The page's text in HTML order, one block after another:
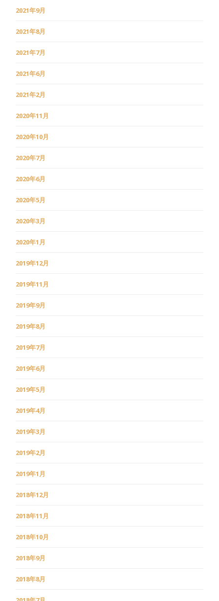
2021年9月
2021年8月
2021年7月
2021年6月
2021年2月
2020年11月
2020年10月
2020年7月
2020年6月
2020年5月
2020年3月
2020年1月
2019年12月
2019年11月
2019年9月
2019年8月
2019年7月
2019年6月
2019年5月
2019年4月
2019年3月
2019年2月
2019年1月
2018年12月
2018年11月
2018年10月
2018年9月
2018年8月